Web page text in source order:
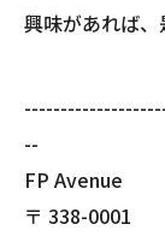
興味があれば、
--
FP Avenue
〒 338-0001